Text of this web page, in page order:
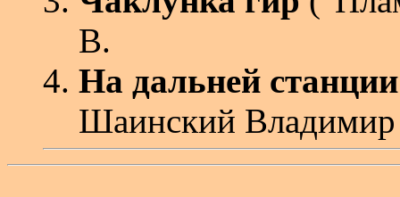
В.
На дальней
Шаинский